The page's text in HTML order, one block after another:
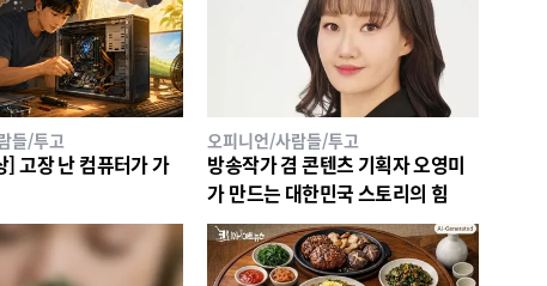
들/투고
] 고장 난 컴퓨터가 가
오피니언/사람들/투고
방송작가 겸 콘텐츠 기획자 오영미
가 만드는 대한민국 스토리의 힘